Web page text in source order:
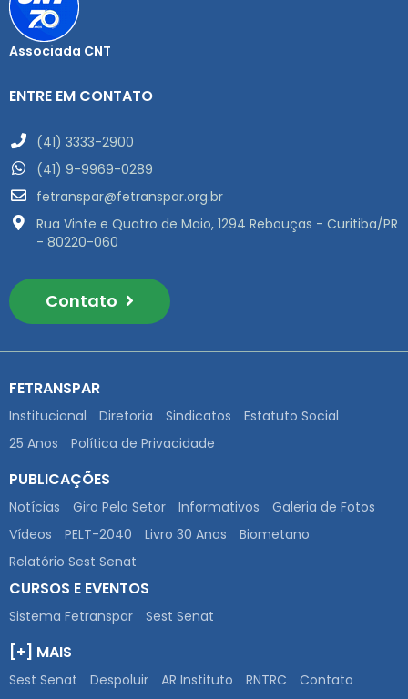
Associada CNT
ENTRE EM CONTATO
(41) 3333-2900
(41) 9-9969-0289
fetranspar@fetranspar.org.br
Rua Vinte e Quatro de Maio, 1294 Rebouças - Curitiba/PR
- 80220-060
Contato
FETRANSPAR
Institucional Diretoria Sindicatos
Estatuto Social
25 Anos
Política de Privacidade
PUBLICAÇÕES
Notícias Giro Pelo Setor Informativos
Galeria de Fotos
Vídeos
PELT-2040 Livro 30 Anos
Biometano
Relatório Sest Senat
CURSOS E EVENTOS
Sistema Fetranspar Sest Senat
[+] MAIS
Sest Senat Despoluir AR Instituto RNTRC Contato